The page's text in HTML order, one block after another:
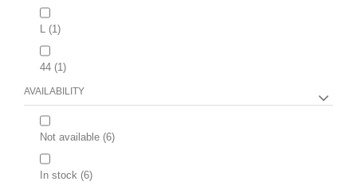
L (1)
44 (1)
AVAILABILITY
Not available (6)
In stock (6)